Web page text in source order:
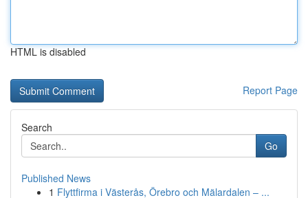
HTML is disabled
Report Page
Search
Go
Published News
1 Flyttfirma i Västerås, Örebro och Mälardalen – ...